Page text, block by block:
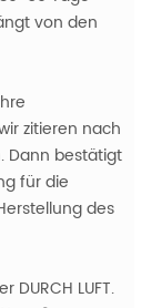
von den
zitieren nach
Dann bestätigt
für die
des
DURCH LUFT.